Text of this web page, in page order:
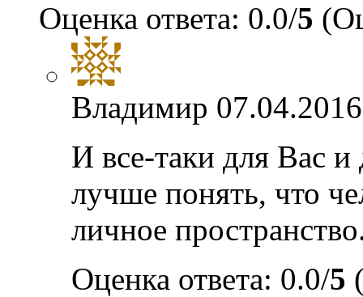
Оценка ответа: 0.0/5
Владимир
И все-таки для Вас
лучше понять, что
личное
Оценка ответа: 0.0/5